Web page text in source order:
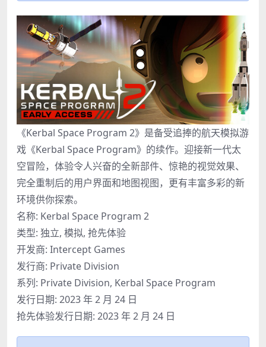
《Kerbal Space Program 2》是备受追捧的航天模拟游
戏《Kerbal Space Program》的续作。迎接新一代太
空冒险，体验令人兴奋的全新部件、惊艳的视觉效果、
完全重制后的用户界面和地图视图，更有丰富多彩的新
环境供你探索。
名称: Kerbal Space Program 2
类型: 独立, 模拟, 抢先体验
开发商: Intercept Games
发行商: Private Division
系列: Private Division, Kerbal Space Program
发行日期: 2023 年 2 月 24 日
抢先体验发行日期: 2023 年 2 月 24 日